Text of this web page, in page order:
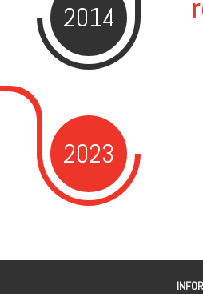
2014
2023